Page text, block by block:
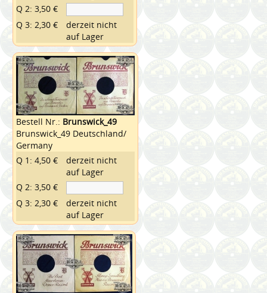
Q 2: 3,50 €
Q 3: 2,30 €
derzeit nicht
auf Lager
Bestell Nr.: Brunswick_49
Brunswick_49 Deutschland/
Germany
Q 1: 4,50 €
derzeit nicht
auf Lager
Q 2: 3,50 €
Q 3: 2,30 €
derzeit nicht
auf Lager